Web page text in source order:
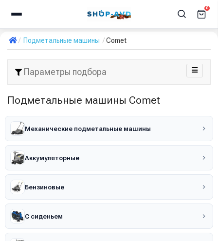
0
Подметальные машины Comet
Параметры подбора
Подметальные машины Comet
Механические подметальные машины
Аккумуляторные
Бензиновые
С сиденьем